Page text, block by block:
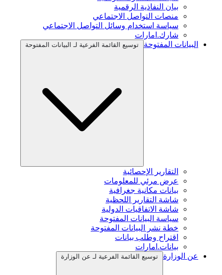
بيان النفاذية الرقمية
منصات التواصل الاجتماعي
سياسة استخدام وسائل التواصل الاجتماعي
شارك.امارات
البيانات المفتوحة
توسيع القائمة الفرعية لـ البيانات المفتوحة
التقارير الإحصائية
عرض مرئي للمعلومات
بيانات مكانية جغرافية
شاشة التقارير اللحظية
شاشة الاتفاقيات الدولية
سياسة البيانات المفتوحة
خطة نشر البيانات المفتوحة
اقتراح وطلب بيانات
بيانات.امارات
عن الوزارة
توسيع القائمة الفرعية لـ عن الوزارة